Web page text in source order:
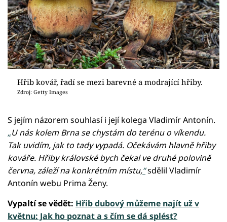
Hřib kovář, řadí se mezi barevné a modrající hřiby.
Zdroj: Getty Images
S jejím názorem souhlasí i její kolega Vladimír Antonín.
„U nás kolem Brna se chystám do terénu o víkendu.
Tak uvidím, jak to tady vypadá. Očekávám hlavně hřiby
kováře. Hřiby královské bych čekal ve druhé polovině
června, záleží na konkrétním místu,“sdělil Vladimír
Antonín webu Prima Ženy.
Vypaltí se vědět: Hřib dubový můžeme najít už v
květnu: Jak ho poznat a s čím se dá splést?